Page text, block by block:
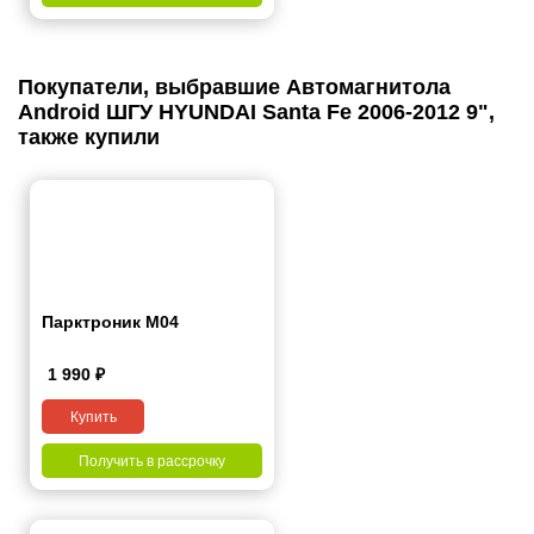
Покупатели, выбравшие Автомагнитола
Android ШГУ HYUNDAI Santa Fe 2006-2012 9",
также купили
Парктроник M04
1 990 ₽
Купить
Получить в рассрочку